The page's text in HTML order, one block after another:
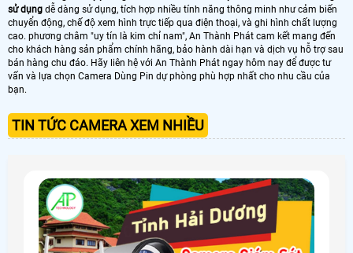
sử dụng dễ dàng sử dụng, tích hợp nhiều tính năng thông minh như cảm biến
chuyển động, chế độ xem hình trực tiếp qua điện thoại, và ghi hình chất lượng
cao. phương châm "uy tín là kim chỉ nam", An Thành Phát cam kết mang đến
cho khách hàng sản phẩm chính hãng, bảo hành dài hạn và dịch vụ hỗ trợ sau
bán hàng chu đáo. Hãy liên hệ với An Thành Phát ngay hôm nay để được tư
vấn và lựa chọn Camera Dùng Pin dự phòng phù hợp nhất cho nhu cầu của
bạn.
TIN TỨC CAMERA XEM NHIỀU